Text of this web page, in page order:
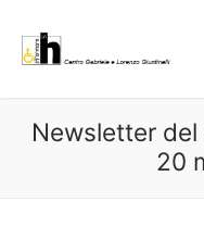
contenuto
Newsletter del
20